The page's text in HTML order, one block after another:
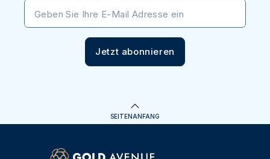
Geben Sie Ihre E-Mail Adresse ein
Jetzt abonnieren
SEITENANFANG